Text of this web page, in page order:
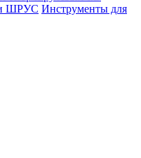
ШРУС Инструменты для